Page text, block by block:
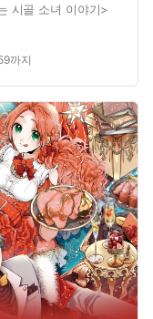
시골 소녀 이야기>
까지